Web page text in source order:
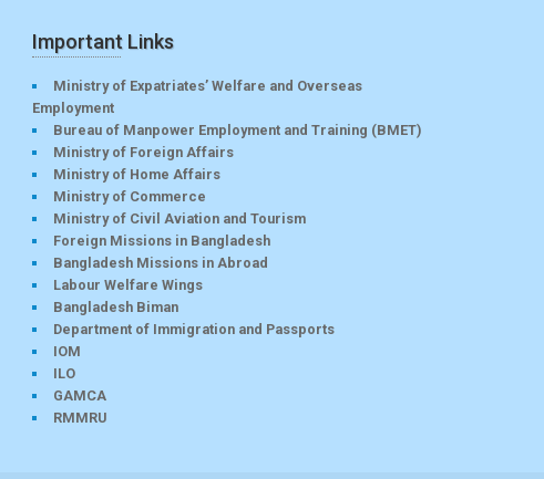
Important Links
Ministry of Expatriates’ Welfare and Overseas
Employment
Bureau of Manpower Employment and Training (BMET)
Ministry of Foreign Affairs
Ministry of Home Affairs
Ministry of Commerce
Ministry of Civil Aviation and Tourism
Foreign Missions in Bangladesh
Bangladesh Missions in Abroad
Labour Welfare Wings
Bangladesh Biman
Department of Immigration and Passports
IOM
ILO
GAMCA
RMMRU